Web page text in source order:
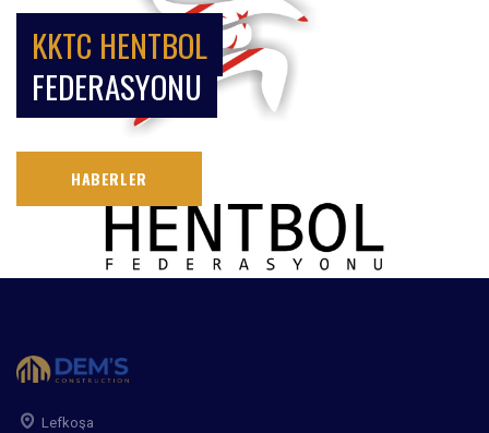
KKTC HENTBOL
FEDERASYONU
HABERLER
Lefkoşa